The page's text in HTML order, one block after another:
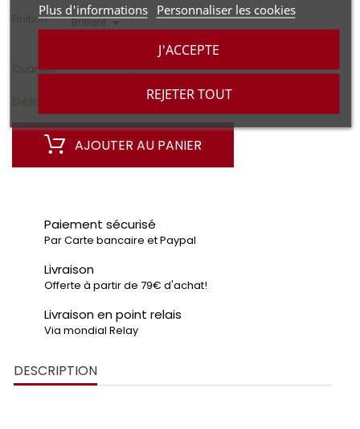
Plus d'informations Personnaliser les cookies
REJETER TOUT
J'ACCEPTE
Finition :
Quantité : +
-
Délai de fabrication: 15 jours
AJOUTER AU PANIER
Paiement sécurisé
Par Carte bancaire et Paypal
Livraison
Offerte à partir de 79€ d'achat!
Livraison en point relais
Via mondial Relay
DESCRIPTION